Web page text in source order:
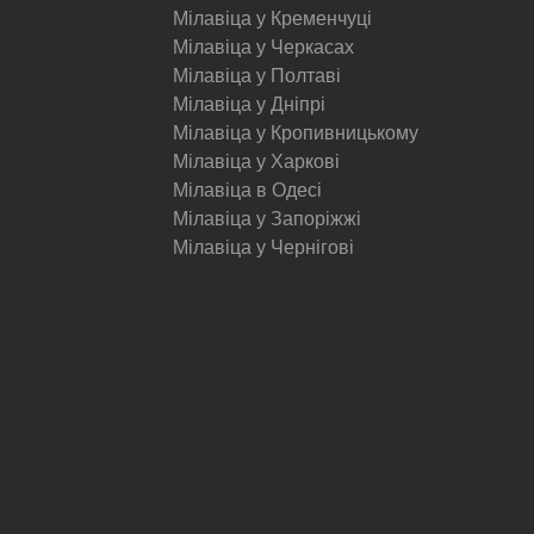
Мілавіца у Кременчуці
Мілавіца у Черкасах
Мілавіца у Полтаві
Мілавіца у Дніпрі
Мілавіца у Кропивницькому
Мілавіца у Харкові
Мілавіца в Одесі
Мілавіца у Запоріжжі
Мілавіца у Чернігові